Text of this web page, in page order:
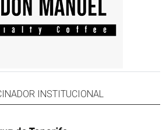
INSTITUCIONAL